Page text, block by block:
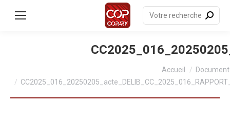
principal
Recherche
:
Accueil
Document